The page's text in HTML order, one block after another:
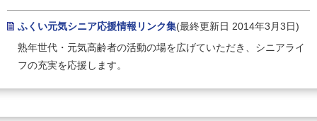
ふくい元気シニア応援情報リンク集(最終更新日 2014年3月3日)
熟年世代・元気高齢者の活動の場を広げていただき、シニアライ
フの充実を応援します。